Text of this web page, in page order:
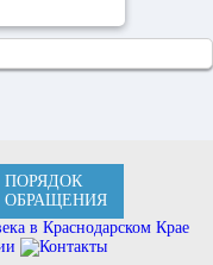
ПОРЯДОК
ОБРАЩЕНИЯ